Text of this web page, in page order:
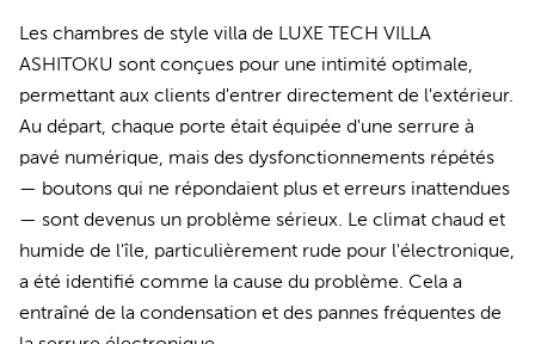
Les chambres de style villa de LUXE TECH VILLA
ASHITOKU sont conçues pour une intimité optimale,
permettant aux clients d'entrer directement de l'extérieur.
Au départ, chaque porte était équipée d'une serrure à
pavé numérique, mais des dysfonctionnements répétés
— boutons qui ne répondaient plus et erreurs inattendues
— sont devenus un problème sérieux. Le climat chaud et
humide de l'île, particulièrement rude pour l'électronique,
a été identifié comme la cause du problème. Cela a
entraîné de la condensation et des pannes fréquentes de